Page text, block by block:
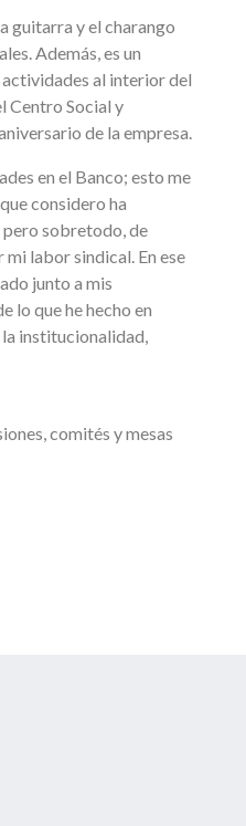
guitarra y el charango
Además, es un
al interior del
Centro Social y
de la empresa.
en el Banco; esto me
considero ha
sobretodo, de
labor sindical. En ese
junto a mis
lo que he hecho en
institucionalidad,
comités y mesas